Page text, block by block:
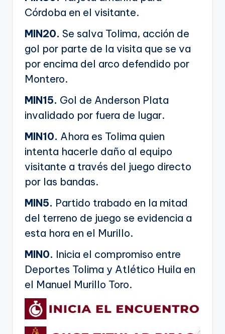
Córdoba en el visitante.
MIN20. Se salva Tolima, acción de
gol por parte de la visita que se va
por encima del arco defendido por
Montero.
MIN15. Gol de Anderson Plata
invalidado por fuera de lugar.
MIN10. Ahora es Tolima quien
intenta hacerle daño al equipo
visitante a través del juego directo
por las bandas.
MIN5. Partido trabado en la mitad
del terreno de juego se evidencia a
esta hora en el Murillo.
MIN0. Inicia el compromiso entre
Deportes Tolima y Atlético Huila en
el Manuel Murillo Toro.